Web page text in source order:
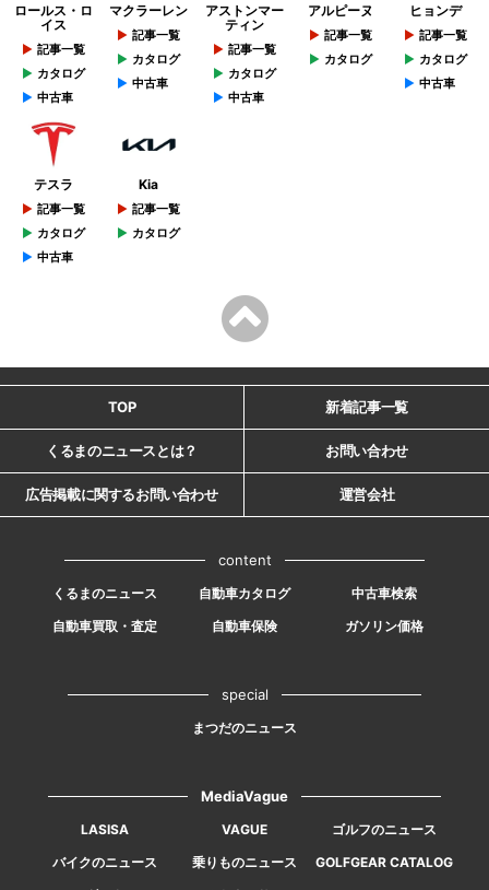
ロールス・ロ
イス
記事一覧
カタログ
中古車
マクラーレン
記事一覧
カタログ
中古車
アストンマー
ティン
記事一覧
カタログ
中古車
アルピーヌ
記事一覧
カタログ
ヒョンデ
記事一覧
カタログ
中古車
テスラ
記事一覧
カタログ
中古車
Kia
記事一覧
カタログ
TOP 新着記事一覧
くるまのニュースとは？ お問い合わせ
広告掲載に関するお問い合わせ 運営会社
content
くるまのニュース 自動車カタログ
中古車検索
自動車買取・査定
自動車保険 ガソリン価格
special
まつだのニュース
MediaVague
LASISA VAGUE
ゴルフのニュース
バイクのニュース
乗りものニュース
GOLFGEAR CATALOG